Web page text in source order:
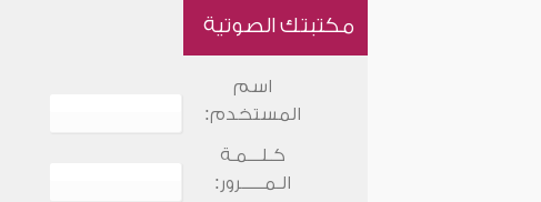
مكتبتك الصوتية
اسم
المستخدم:
كـلـــمـة
الـمـــــرور: